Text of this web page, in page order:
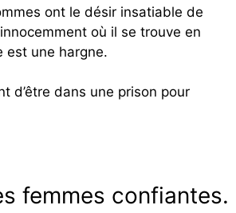
ont le désir insatiable de
où il se trouve en
est une hargne.
d’être dans une prison pour
femmes confiantes.